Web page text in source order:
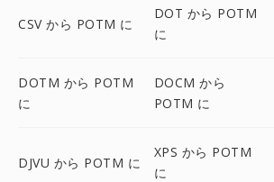
CSV から POTM に
DOT から POTM
に
DOTM から POTM
に
DOCM から
POTM に
DJVU から POTM に
XPS から POTM
に